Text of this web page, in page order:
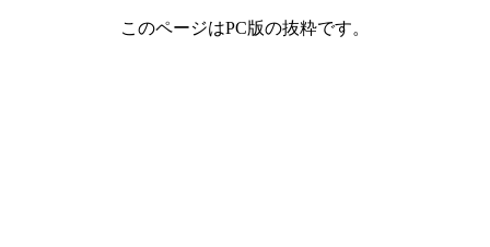
このページはPC版の抜粋です。